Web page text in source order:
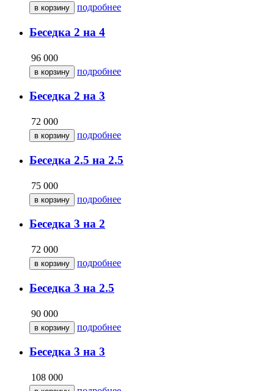
подробнее
Беседка 2 на 4
96 000
подробнее
Беседка 2 на 3
72 000
подробнее
Беседка 2.5 на 2.5
75 000
подробнее
Беседка 3 на 2
72 000
подробнее
Беседка 3 на 2.5
90 000
подробнее
Беседка 3 на 3
108 000